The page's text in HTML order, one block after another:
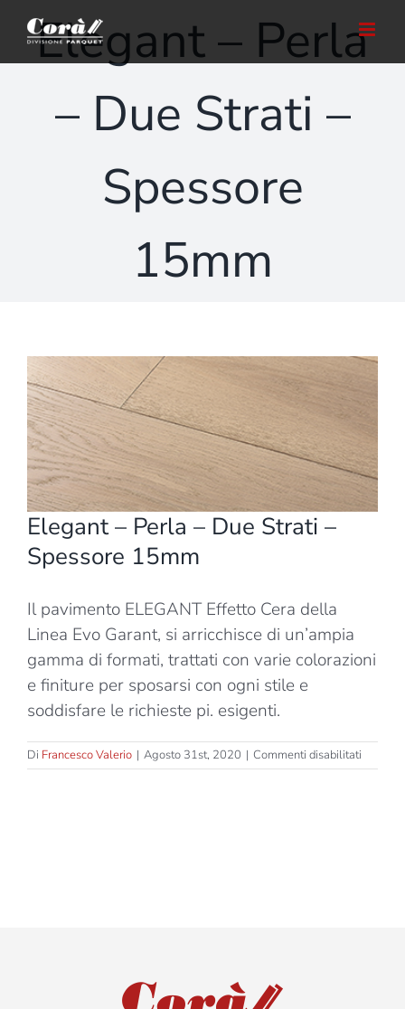
contenutoElegant – Perla
– Due Strati –
Spessore
15mm
Ingrandisci
immagine
Elegant – Perla – Due Strati –
Spessore 15mm
Il pavimento ELEGANT Effetto Cera della
Linea Evo Garant, si arricchisce di un’ampia
gamma di formati, trattati con varie colorazioni
e finiture per sposarsi con ogni stile e
soddisfare le richieste pi. esigenti.
Di Francesco Valerio | Agosto 31st, 2020 | Commenti disabilitati
Elegant